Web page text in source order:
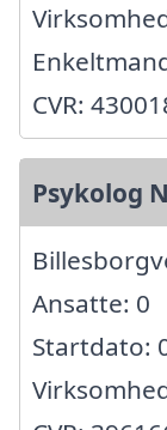
CVR:
Psykolog
Ansatte: 0
Startdato: